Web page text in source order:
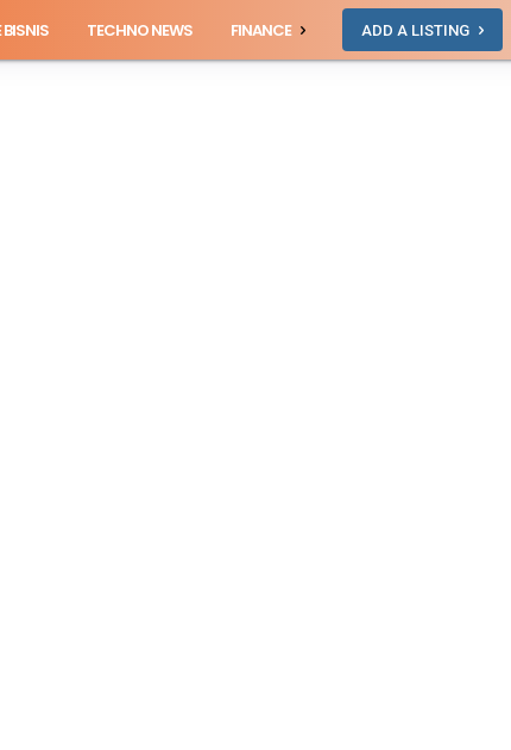
BISNIS TECHNO NEWS FINANCE ADD A LISTING